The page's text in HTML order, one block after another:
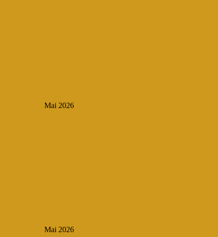
Mai 2026
Mai 2026